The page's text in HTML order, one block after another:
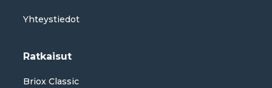
Yhteystiedot
Ratkaisut
Briox Classic